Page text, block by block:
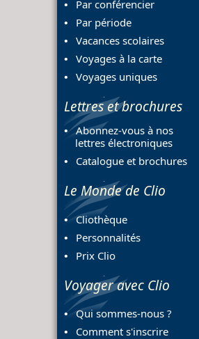
Par conférencier
Par période
Vacances scolaires
Voyages à la carte
Voyages uniques
Lettres et brochures
Abonnez-vous à nos
lettres électroniques
Catalogue et brochures
Le Monde de Clio
Cliothèque
Personnalités
Prix Clio
Voyager avec Clio
Qui sommes-nous ?
Comment s'inscrire